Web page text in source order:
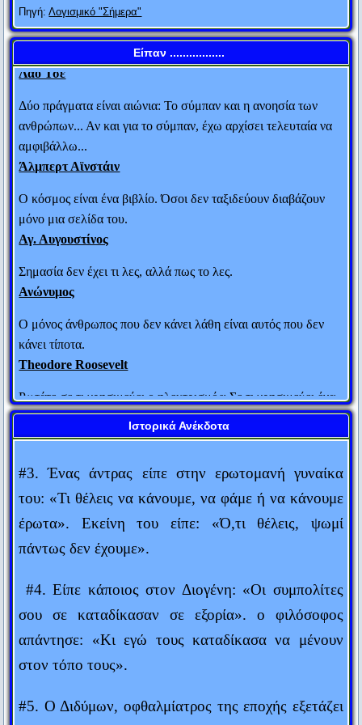
Πηγή:Λογισμικό "Σήμερα"
Είπαν .................
Θεόκριτος
Αυτός που μιλάει δεν ξέρει. Αυτός που ξέρει δεν μιλάει.
Λάο Τσε
Δύο πράγματα είναι αιώνια: Το σύμπαν και η ανοησία των
ανθρώπων... Αν και για το σύμπαν, έχω αρχίσει τελευταία να
αμφιβάλλω...
Άλμπερτ Αϊνστάιν
Ο κόσμος είναι ένα βιβλίο. Όσοι δεν ταξιδεύουν διαβάζουν
μόνο μια σελίδα του.
Αγ. Αυγουστίνος
Σημασία δεν έχει τι λες, αλλά πως το λες.
Ανώνυμος
Ο μόνος άνθρωπος που δεν κάνει λάθη είναι αυτός που δεν
κάνει τίποτα.
Ρωτάτε σε τι χρησιμεύει ο ηλεκτρισμός; Σε τι χρησιμεύει ένα
μωρό;
να γίνει γνωστός και μετά φορά σκούρα γυαλιά για να μην τον
αναγνωρίζουν.
Fred Allen
Υπάρχουν μόνο δύο τρόποι για να πεις την πλήρη αλήθεια:
Thomas Sowell
Πράξεις Αποστόλων
πάντα εκ των προτέρων.
Ιστορικά Ανέκδοτα
Ο Μ. Αλέξανδρος έστειλε στο Φωκίωνα 100
τάλαντα. Ο Αθηναίος πολιτικός ρώτησε τους
ανθρώπους που του έφεραν το μεγάλο αυτό ποσό:
“Γιατί ο Αλέξανδρος διάλεξε εμένα απ’ όλους τους
Αθηναίους για να μου χαρίσει 100 τάλαντα; “
Οι απεσταλμένοι απάντησαν: «Γιατί μόνο εσένα
θεωρεί έντιμο άνθρωπο».
αφήσει λοιπόν και να είμαι και να φαίνομαι
#2. Είπε κάποιος στον Αρίστιππο ότι η Λαΐδα δεν
Αρίστιππος απάντησε: «Ούτε το κρασί ή το ψάρι
με αγαπούν, εγώ όμως τα απολαμβάνω».
#3. Ένας άντρας είπε στην ερωτομανή γυναίκα
του: «Τι θέλεις να κάνουμε, να φάμε ή να κάνουμε
έρωτα». Εκείνη του είπε: «Ό,τι θέλεις, ψωμί
πάντως δεν έχουμε».
#4. Είπε κάποιος στον Διογένη: «Οι συμπολίτες
σου σε καταδίκασαν σε εξορία». ο φιλόσοφος
απάντησε: «Κι εγώ τους καταδίκασα να μένουν
στον τόπο τους».
#5. Ο Διδύμων, οφθαλμίατρος της εποχής εξετάζει